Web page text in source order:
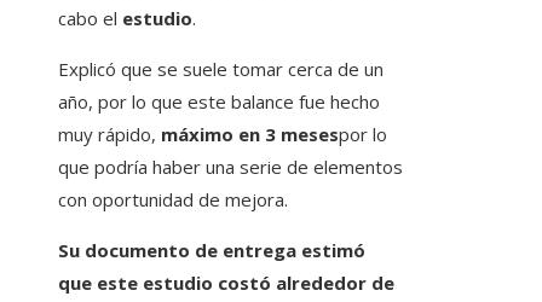
cabo el estudio.
Explicó que se suele tomar cerca de un
año, por lo que este balance fue hecho
muy rápido, máximo en 3 mesespor lo
que podría haber una serie de elementos
con oportunidad de mejora.
Su documento de entrega estimó
que este estudio costó alrededor de